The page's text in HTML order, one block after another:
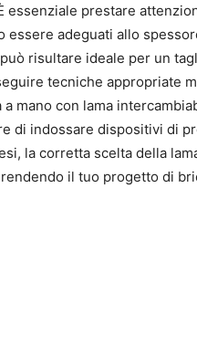
prestare
essere adeguati allo
risultare ideale per un
tecniche appropriate
a mano con lama
di indossare dispositivi di
la corretta scelta della
il tuo progetto di